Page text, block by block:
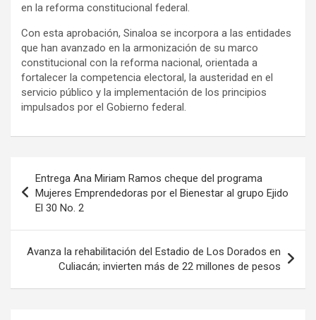
en la reforma constitucional federal.
Con esta aprobación, Sinaloa se incorpora a las entidades
que han avanzado en la armonización de su marco
constitucional con la reforma nacional, orientada a
fortalecer la competencia electoral, la austeridad en el
servicio público y la implementación de los principios
impulsados por el Gobierno federal.
de
entradas
Entrega Ana Miriam Ramos cheque del programa
Mujeres Emprendedoras por el Bienestar al grupo Ejido
El 30 No. 2
Avanza la rehabilitación del Estadio de Los Dorados en
Culiacán; invierten más de 22 millones de pesos